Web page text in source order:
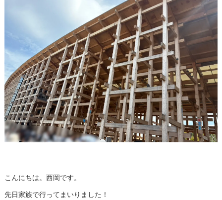
こんにちは。西岡です。
先日家族で行ってまいりました！